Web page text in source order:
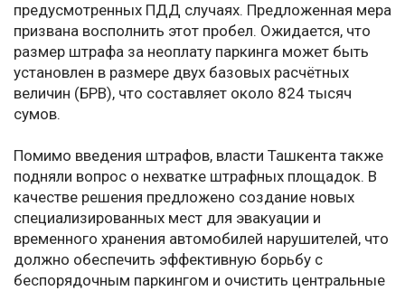
предусмотренных ПДД случаях. Предложенная мера
призвана восполнить этот пробел. Ожидается, что
размер штрафа за неоплату паркинга может быть
установлен в размере двух базовых расчётных
величин (БРВ), что составляет около 824 тысяч
сумов.
Помимо введения штрафов, власти Ташкента также
подняли вопрос о нехватке штрафных площадок. В
качестве решения предложено создание новых
специализированных мест для эвакуации и
временного хранения автомобилей нарушителей, что
должно обеспечить эффективную борьбу с
беспорядочным паркингом и очистить центральные